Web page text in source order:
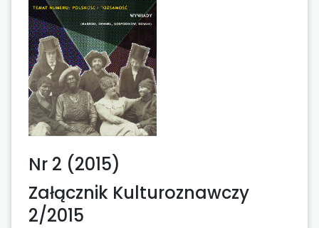
Nr 2 (2015)
Załącznik Kulturoznawczy
2/2015